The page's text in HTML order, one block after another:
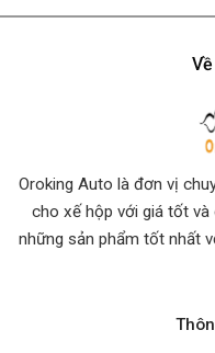
Oroking Auto là đơn vị
cho xế hộp với giá tốt
những sản phẩm tốt nhất